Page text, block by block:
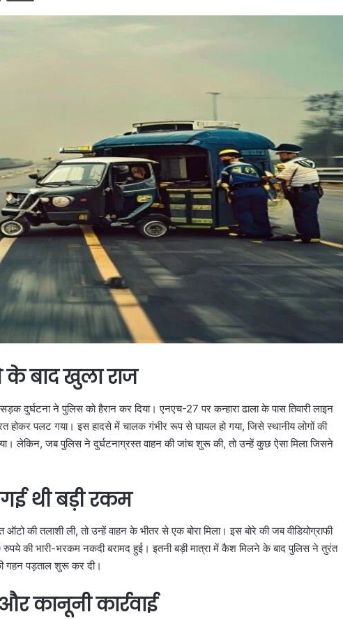
के बाद खुला राज
दुर्घटना ने पुलिस को हैरान कर दिया। एनएच-27 पर कन्हारा ढाला के पास तिवारी लाइन
होकर पलट गया। इस हादसे में चालक गंभीर रूप से घायल हो गया, जिसे स्थानीय लोगों की
लेकिन, जब पुलिस ने दुर्घटनाग्रस्त वाहन की जांच शुरू की, तो उन्हें कुछ ऐसा मिला जिसने
थी बड़ी रकम
की तलाशी ली, तो उन्हें वाहन के भीतर से एक बोरा मिला। इस बोरे की जब वीडियोग्राफी
की भारी-भरकम नकदी बरामद हुई। इतनी बड़ी मात्रा में कैश मिलने के बाद पुलिस ने तुरंत
गहन पड़ताल शुरू कर दी।
कानूनी कार्रवाई